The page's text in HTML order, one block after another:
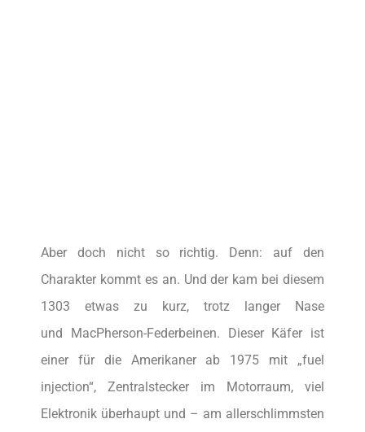
Aber doch nicht so richtig. Denn: auf den
Charakter kommt es an. Und der kam bei diesem
1303 etwas zu kurz, trotz langer Nase
und MacPherson-Federbeinen. Dieser Käfer ist
einer für die Amerikaner ab 1975 mit „fuel
injection“, Zentralstecker im Motorraum, viel
Elektronik überhaupt und – am allerschlimmsten